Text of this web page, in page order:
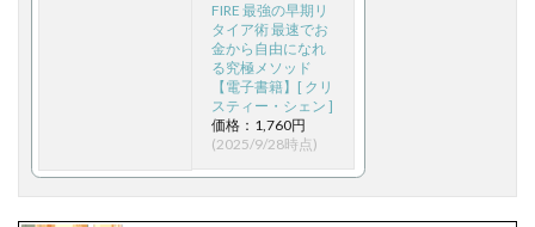
FIRE 最強の早期リ
タイア術 最速でお
金から自由になれ
る究極メソッド
【電子書籍】[ クリ
スティー・シェン ]
価格：1,760円
(2025/9/28時点)